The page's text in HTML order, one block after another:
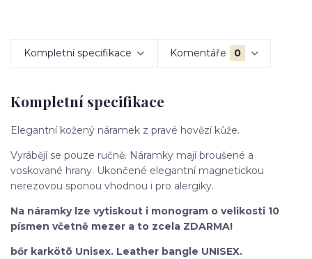
Kompletní specifikace Komentáře 0
Kompletní specifikace
Elegantní kožený náramek z pravé hovězí kůže.
Vyrábějí se pouze ručně. Náramky mají broušené a
voskované hrany. Ukončené elegantní magnetickou
nerezovou sponou vhodnou i pro alergiky.
Na náramky lze vytiskout i monogram o velikosti 10
písmen včetně mezer a to zcela ZDARMA!
bőr karkötõ Unisex. Leather bangle UNISEX.